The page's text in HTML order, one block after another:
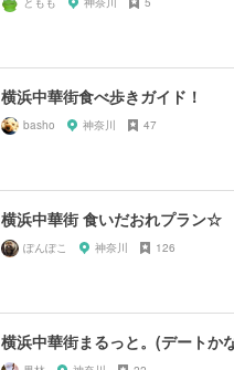
横浜中華街食べ歩きガイド！
basho 神奈川 47
横浜中華街 食いだおれプラン☆
ぽんぽこ 神奈川 126
横浜中華街まるっと。(デートか